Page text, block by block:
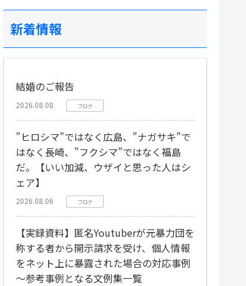
新着情報
結婚のご報告
2026.08.08 ブログ
”ヒロシマ”ではなく広島、”ナガサキ”で
はなく長崎、”フクシマ”ではなく福島
だ。【いい加減、ウザイと思った人はシ
ェア】
2026.08.06 ブログ
【実録資料】匿名Youtuberが元暴力団を
称する者から開示請求を受け、個人情報
をネット上に暴露された場合の対応事例
～参考事例となる文例集一覧